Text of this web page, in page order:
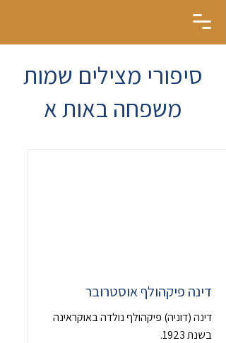
סיפורי מצילים שמות
משפחה באות א
דינה פיקהולף אוסטרובר
דינה (דוניה) פיקהולף נולדה באוקראינה
בשנת 1923.